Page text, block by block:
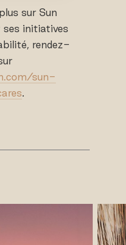
sur Sun
initiatives
rendez-
sun-
.